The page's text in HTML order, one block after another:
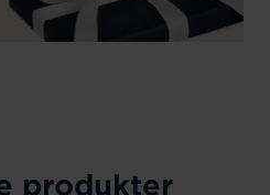
produkter